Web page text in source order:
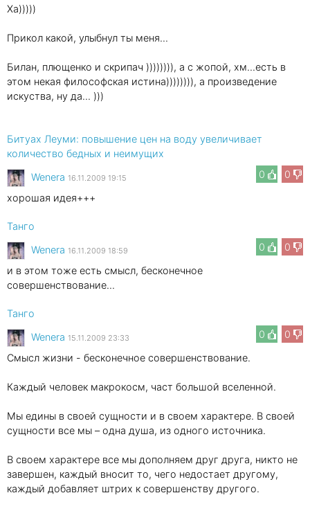
Ха)))))
Прикол какой, улыбнул ты меня...
Билан, плющенко и скрипач )))))))), а с жопой, хм...есть в
этом некая философская истина)))))))), а произведение
искуства, ну да... )))
Битуах Леуми: повышение цен на воду увеличивает
количество бедных и неимущих
0
0
Wenеra 16.11.2009 19:15
хорошая идея+++
Танго
0
0
Wenеra 16.11.2009 18:59
и в этом тоже есть смысл, бесконечное
совершенствование...
Танго
0
0
Wenеra 15.11.2009 23:33
Смысл жизни - бесконечное совершенствование.
Каждый человек макрокосм, част большой вселенной.
Мы едины в своей сущности и в своем характере. В своей
сущности все мы – одна душа, из одного источника.
В своем характере все мы дополняем друг друга, никто не
завершен, каждый вносит то, чего недостает другому,
каждый добавляет штрих к совершенству другого.